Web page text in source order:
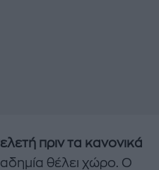
πριν τα κανονικά
θέλει χώρο. Ο